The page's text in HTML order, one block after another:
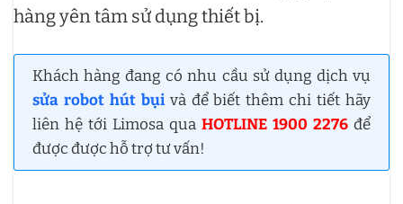
hàng yên tâm sử dụng thiết bị.
Khách hàng đang có nhu cầu sử dụng dịch vụ
sửa robot hút bụivà để biết thêm chi tiết hãy
liên hệ tới Limosa qua HOTLINE 1900 2276 để
được được hỗ trợ tư vấn!